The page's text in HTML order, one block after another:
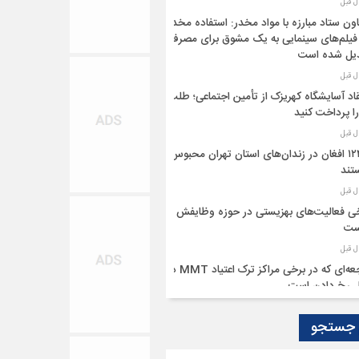
ستاد مبارزه با مواد مخدر: استفاده مخدر
سینمایی به یک مشوق برای مصرف
شده است
آسایشگاه کهریزک از تأمین اجتماعی؛ طلب
پرداخت کنید
۱۲۴۵ افغان در زندان‌های استان تهران محبوس
فعالیت‌های بهزیستی در حوزه وظایفش
فاجعه‌ای که در برخی مراکز ترک اعتیاد MMT در
رخ دادن است
با تمام توان برای پیشگیری از اعتیاد
خواهد کرد
جستجو